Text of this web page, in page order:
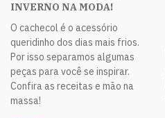
INVERNO NA MODA!
O cachecol é o acessório
queridinho dos dias mais frios.
Por isso separamos algumas
peças para você se inspirar.
Confira as receitas e mão na
massa!